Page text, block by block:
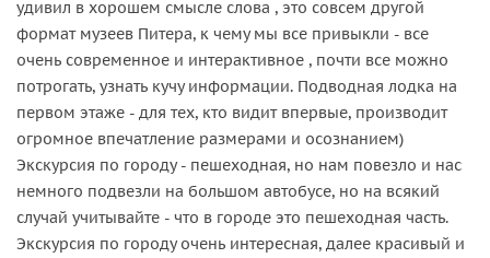
удивил в хорошем смысле слова , это совсем другой
формат музеев Питера, к чему мы все привыкли - все
очень современное и интерактивное , почти все можно
потрогать, узнать кучу информации. Подводная лодка на
первом этаже - для тех, кто видит впервые, производит
огромное впечатление размерами и осознанием)
Экскурсия по городу - пешеходная, но нам повезло и нас
немного подвезли на большом автобусе, но на всякий
случай учитывайте - что в городе это пешеходная часть.
Экскурсия по городу очень интересная, далее красивый и